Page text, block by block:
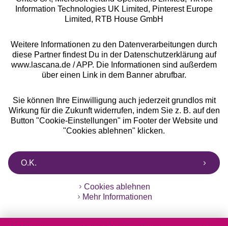
** Bonität vorausgesetzt, berechtigt zur Bonitätsprüfung
Information Technologies UK Limited, Pinterest Europe
Limited, RTB House GmbH
Weitere Informationen zu den Datenverarbeitungen durch
diese Partner findest Du in der Datenschutzerklärung auf
www.lascana.de / APP. Die Informationen sind außerdem
über einen Link in dem Banner abrufbar.
Sie können Ihre Einwilligung auch jederzeit grundlos mit
Wirkung für die Zukunft widerrufen, indem Sie z. B. auf den
Button "Cookie-Einstellungen" im Footer der Website und
"Cookies ablehnen" klicken.
O.K.
Cookies ablehnen
Mehr Informationen